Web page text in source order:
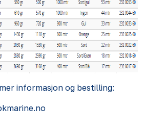
informasjon og bestilling: